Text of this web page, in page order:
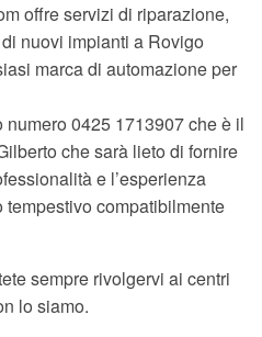
offre servizi di riparazione,
nuovi impianti a Rovigo
marca di automazione per
0425 1713907 che è il
che sarà lieto di fornire
e l’esperienza
compatibilmente
sempre rivolgervi ai centri
lo siamo.